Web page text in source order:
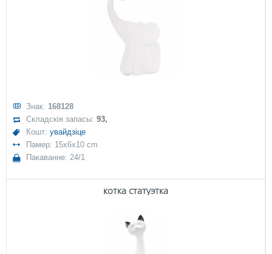
Знак: 168128
Складскія запасы:93,
Кошт:увайдзіце
Памер: 15x6x10 cm
Пакаванне: 24/1
котка статуэтка